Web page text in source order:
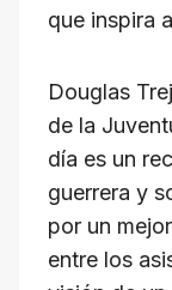
que inspira
Douglas
de la
día es un
guerrera y
por un
entre los